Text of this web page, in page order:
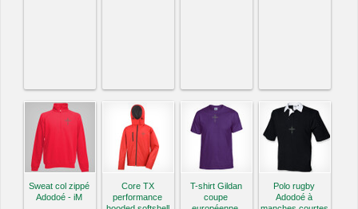
Sweat col zippé
Adodoé - iM
Core TX
performance
T-shirt Gildan
coupe
Polo rugby
Adodoé à